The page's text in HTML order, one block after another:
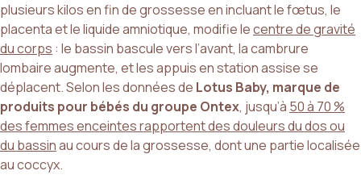
plusieurs kilos en fin de grossesse en incluant le fœtus, le
placenta et le liquide amniotique, modifie lecentre de gravité
du corps : le bassin bascule vers l’avant, la cambrure
lombaire augmente, et les appuis en station assise se
déplacent. Selon les données de Lotus Baby, marque de
produits pour bébés du groupe Ontex, jusqu’à 50 à 70 %
des femmes enceintes rapportent des douleurs du dos ou
du bassinau cours de la grossesse, dont une partie localisée
au coccyx.